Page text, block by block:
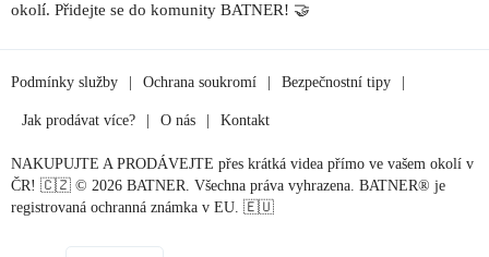
okolí. Přidejte se do komunity BATNER! 🤝
Podmínky služby Ochrana soukromí Bezpečnostní tipy
Jak prodávat více? O nás Kontakt
NAKUPUJTE A PRODÁVEJTE přes krátká videa přímo ve vašem okolí v
ČR! 🇨🇿 © 2026 BATNER. Všechna práva vyhrazena. BATNER® je
registrovaná ochranná známka v EU. 🇪🇺